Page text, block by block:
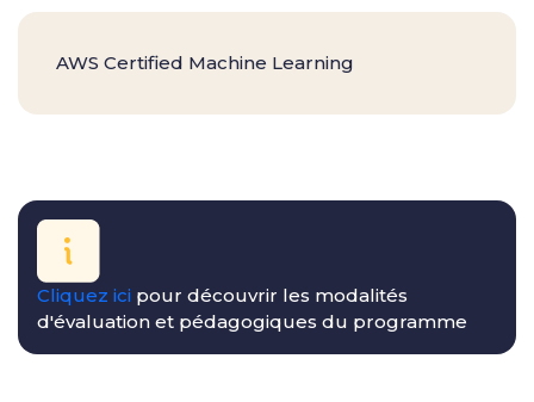
AWS Certified Machine Learning
Cliquez ici pour découvrir les modalités
d'évaluation et pédagogiques du programme